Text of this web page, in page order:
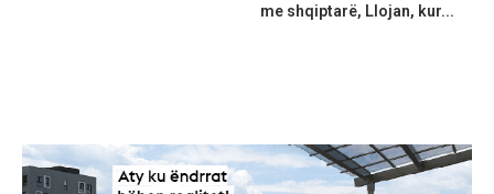
me shqiptarë, Llojan, kur...